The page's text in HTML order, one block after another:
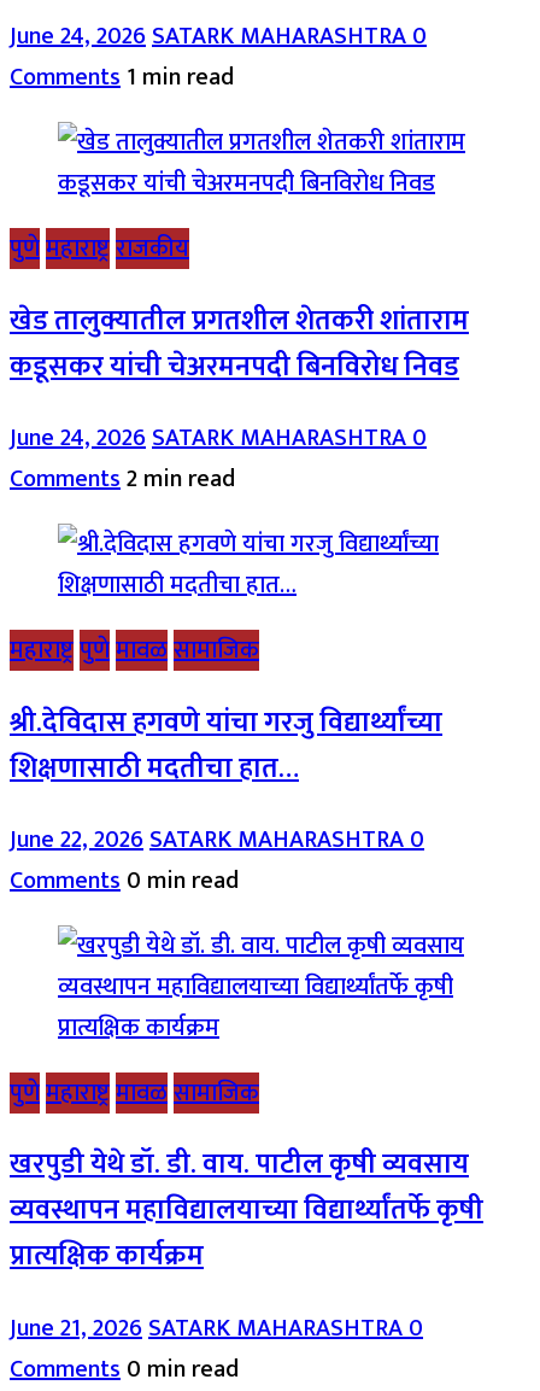
June 24, 2026SATARK MAHARASHTRA0
Comments1 min read
पुणेमहाराष्ट्रराजकीय
खेड तालुक्यातील प्रगतशील शेतकरी शांताराम
कडूसकर यांची चेअरमनपदी बिनविरोध निवड
June 24, 2026SATARK MAHARASHTRA0
Comments2 min read
महाराष्ट्रपुणेमावळसामाजिक
श्री.देविदास हगवणे यांचा गरजु विद्यार्थ्यांच्या
शिक्षणासाठी मदतीचा हात…
June 22, 2026SATARK MAHARASHTRA0
Comments0 min read
पुणेमहाराष्ट्रमावळसामाजिक
खरपुडी येथे डॉ. डी. वाय. पाटील कृषी व्यवसाय
व्यवस्थापन महाविद्यालयाच्या विद्यार्थ्यांतर्फे कृषी
प्रात्यक्षिक कार्यक्रम
June 21, 2026SATARK MAHARASHTRA0
Comments0 min read